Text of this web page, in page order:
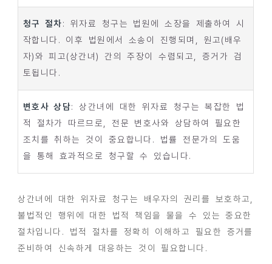
청구 절차: 위자료 청구는 법원에 소장을 제출하여 시
작합니다. 이후 법원에서 소송이 진행되며, 원고(배우
자)와 피고(상간녀) 간의 주장이 수렴되고, 증거가 검
토됩니다.
변호사 상담: 상간녀에 대한 위자료 청구는 복잡한 법
적 절차가 따르므로, 전문 변호사와 상담하여 필요한
조치를 취하는 것이 중요합니다. 법률 전문가의 도움
을 통해 효과적으로 청구할 수 있습니다.
상간녀에 대한 위자료 청구는 배우자의 권리를 보호하고,
불법적인 행위에 대한 법적 책임을 물을 수 있는 중요한
절차입니다. 법적 절차를 정확히 이해하고 필요한 증거를
준비하여 신속하게 대응하는 것이 필요합니다.